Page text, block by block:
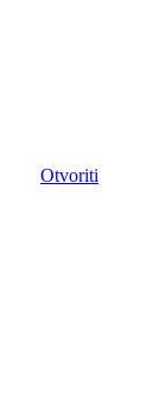
Otvoriti